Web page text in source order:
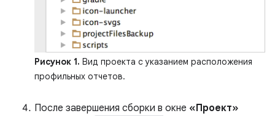
Рисунок 1. Вид проекта с указанием расположения
профильных отчетов.
После завершения сборки в окне «Проект»